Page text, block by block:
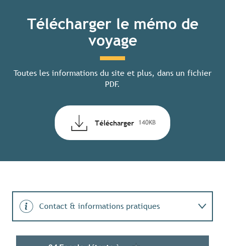
Télécharger le mémo de
voyage
Toutes les informations du site et plus, dans un fichier
PDF.
Télécharger 140KB
Contact & informations pratiques
Engagement durable